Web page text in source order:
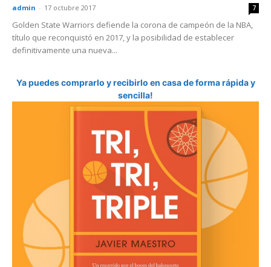
admin - 17 octubre 2017 7
Golden State Warriors defiende la corona de campeón de la NBA,
título que reconquistó en 2017, y la posibilidad de establecer
definitivamente una nueva...
Ya puedes comprarlo y recibirlo en casa de forma rápida y
sencilla!